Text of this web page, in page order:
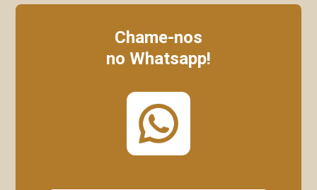
Chame-nos
no Whatsapp!